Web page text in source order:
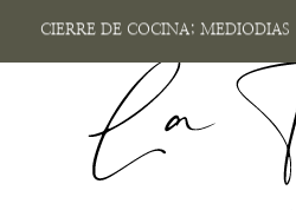
CIERRE DE COCINA; MEDIODIAS